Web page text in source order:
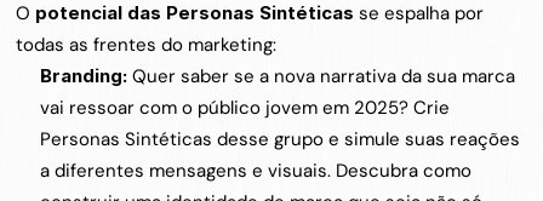
O potencial das Personas Sintéticas se espalha por
todas as frentes do marketing:
Branding: Quer saber se a nova narrativa da sua marca
vai ressoar com o público jovem em 2025? Crie
Personas Sintéticas desse grupo e simule suas reações
a diferentes mensagens e visuais. Descubra como